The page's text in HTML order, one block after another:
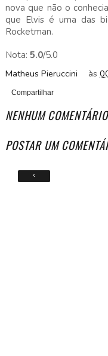
nova que não o
que Elvis é uma das
Rocketman.
Nota: 5.0/5.0
Matheus Pieruccini
às
Compartilhar
NENHUM COMENTÁRIO
POSTAR UM
‹